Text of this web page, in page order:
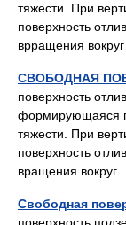
тяжести. При
поверхность
врращения
СВОБОДНАЯ
поверхность
формирующаяся
тяжести. При
поверхность
вращения
Свободная